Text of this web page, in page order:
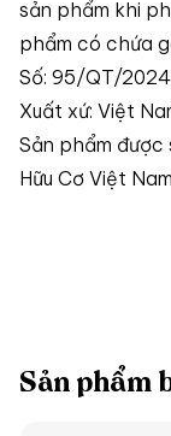
sản phẩm khi
phẩm có chứa
Số: 95/QT/2024
Xuất xứ: Việt
Sản phẩm được
Hữu Cơ Việt Nam
Sản phẩm